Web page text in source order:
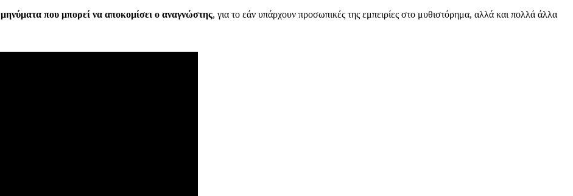
μηνύματα που μπορεί να αποκομίσει ο αναγνώστης, για το εάν υπάρχουν προσωπικές της εμπειρίες στο μυθιστόρημα, αλλά και πολλά άλλα